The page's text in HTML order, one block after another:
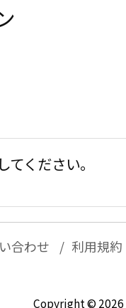
ください。
合わせ 利用規約
Copyright © 2026